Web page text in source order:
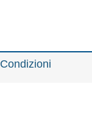
Condizioni